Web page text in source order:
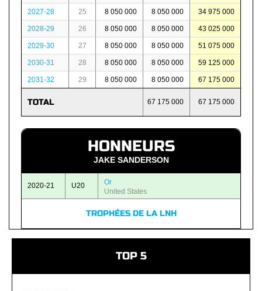
2027-28 25 8 050 000 8 050 000 34 975 000
2028-29 26 8 050 000 8 050 000 43 025 000
2029-30 27 8 050 000 8 050 000 51 075 000
2030-31 28 8 050 000 8 050 000 59 125 000
2031-32 29 8 050 000 8 050 000 67 175 000
TOTAL 67 175 000 67 175 000
HONNEURS
JAKE SANDERSON
2020-21 U20
Or
United States
TROPHÉES DE LA LNH
TOP 5